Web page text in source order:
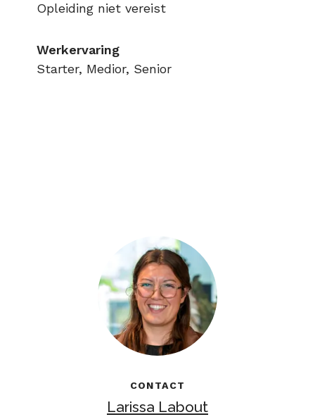
Opleiding niet vereist
Werkervaring
Starter, Medior, Senior
CONTACT
Larissa Labout